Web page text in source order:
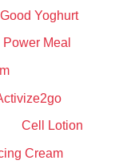
Yoghurt
Power Meal
Cell Lotion
Cream